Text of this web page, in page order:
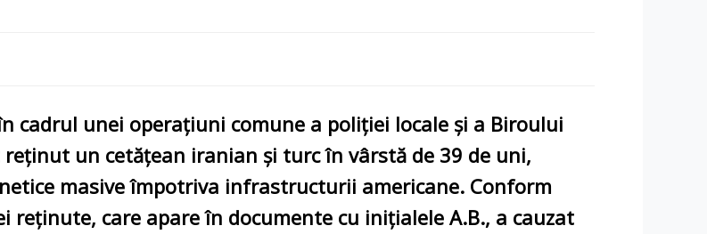
cadrul unei operațiuni comune a poliției locale și a Biroului
reținut un cetățean iranian și turc în vârstă de 39 de uni,
masive împotriva infrastructurii americane. Conform
reținute, care apare în documente cu inițialele A.B., a cauzat